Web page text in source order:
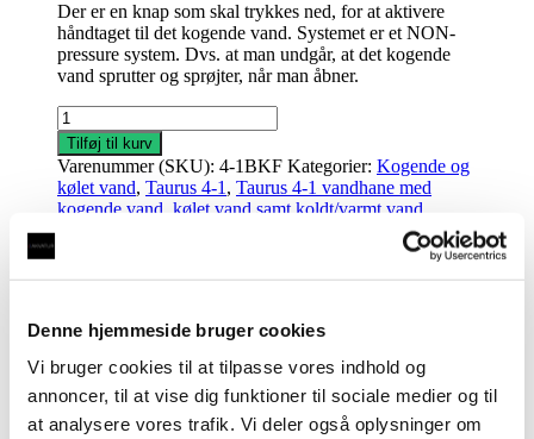
Denne hjemmeside bruger cookies
Vi bruger cookies til at tilpasse vores indhold og
annoncer, til at vise dig funktioner til sociale medier og til
at analysere vores trafik. Vi deler også oplysninger om
Der er en knap som skal trykkes ned, for at aktivere
håndtaget til det kogende vand. Systemet er et NON-
pressure system. Dvs. at man undgår, at det kogende
vand sprutter og sprøjter, når man åbner.
Taurus
4-
1
med
kogende
vand
kalkfilter
bruneret
kobber
med
Tilføj til kurv
Varenummer (SKU): 4-1BKF Kategorier: Kogende og
kølet vand, Taurus 4-1 , Taurus 4-1 vandhane med
kogende vand, kølet vand samt koldt/varmt vand
Beskrivelse
Specifikationer for varmtvandsbeholder
Model: Taurus S3